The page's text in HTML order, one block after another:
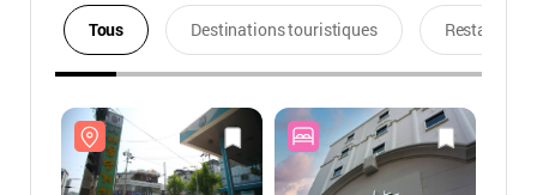
Tous Destinations touristiques Restaurants